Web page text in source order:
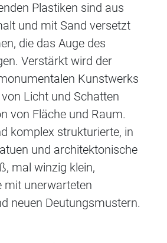
Plastiken sind aus
und mit Sand versetzt
die das Auge des
Verstärkt wird der
Kunstwerks
Licht und Schatten
von Fläche und Raum.
komplex strukturierte, in
und architektonische
mal winzig klein,
mit unerwarteten
neuen Deutungsmustern.